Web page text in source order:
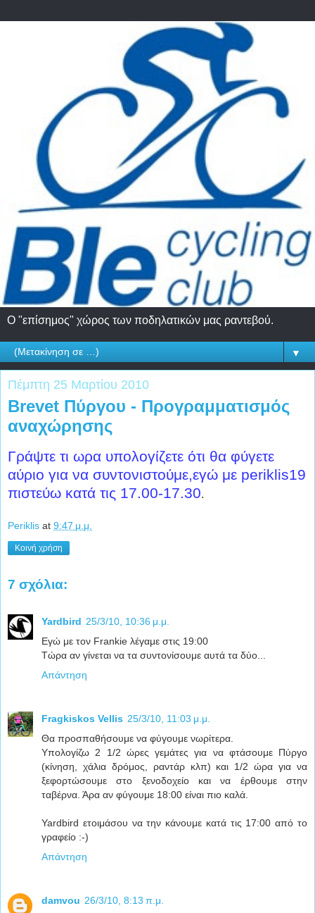
Ο "επίσημος" χώρος των ποδηλατικών μας ραντεβού.
▼
Πέμπτη 25 Μαρτίου 2010
Brevet Πύργου - Προγραμματισμός
αναχώρησης
Γράψτε τι ωρα υπολογίζετε ότι θα φύγετε
αύριο για να συντονιστούμε,εγώ με periklis19
πιστεύω κατά τις 17.00-17.30.
Periklis at 9:47 μ.μ.
Κοινή χρήση
7 σχόλια:
Yardbird 25/3/10, 10:36 μ.μ.
Εγώ με τον Frankie λέγαμε στις 19:00
Τώρα αν γίνεται να τα συντονίσουμε αυτά τα δύο...
Απάντηση
Fragkiskos Vellis 25/3/10, 11:03 μ.μ.
Θα προσπαθήσουμε να φύγουμε νωρίτερα.
Υπολογίζω 2 1/2 ώρες γεμάτες για να φτάσουμε Πύργο
(κίνηση, χάλια δρόμος, ραντάρ κλπ) και 1/2 ώρα για να
ξεφορτώσουμε στο ξενοδοχείο και να έρθουμε στην
ταβέρνα. Άρα αν φύγουμε 18:00 είναι πιο καλά.
Yardbird ετοιμάσου να την κάνουμε κατά τις 17:00 από το
γραφείο :-)
Απάντηση
damvou 26/3/10, 8:13 π.μ.